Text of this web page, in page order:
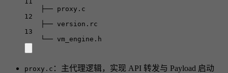
├── proxy.c
12
├── version.rc
13
└── vm_engine.h
proxy.c ：主代理逻辑，实现 API 转发与 Payload 启动